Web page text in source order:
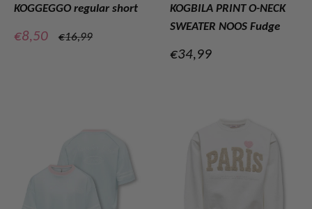
KOGGEGGO regular short
Verkoopprijs
€8,50
Normale
€16,99
KOGBILA PRINT O-NECK
SWEATER NOOS Fudge
Verkoopprijs
€34,99